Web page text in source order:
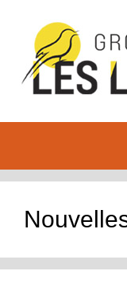
contenu